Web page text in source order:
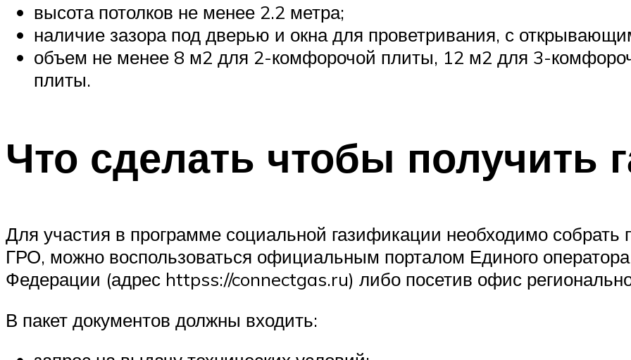
высота потолков не менее 2.2 метра;
наличие зазора под дверью и окна для проветривания, с
объем не менее 8 м2 для 2-комфорочой плиты, 12 м2 для 3-
плиты.
Что сделать чтобы получить
Для участия в программе социальной газификации необходимо собрать
ГРО, можно воспользоваться официальным порталом Единого
Федерации (адрес httpss://connectgas.ru) либо посетив офис
В пакет документов должны входить: